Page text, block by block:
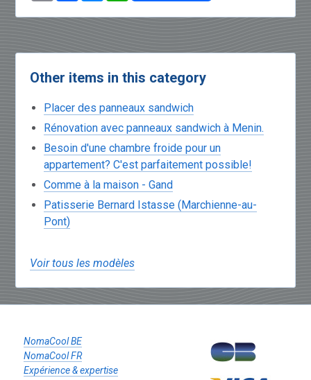
Other items in this category
Placer des panneaux sandwich
Rénovation avec panneaux sandwich à Menin.
Besoin d'une chambre froide pour un
appartement? C'est parfaitement possible!
Comme à la maison - Gand
Patisserie Bernard Istasse (Marchienne-au-
Pont)
Voir tous les modèles
NomaCool BE
NomaCool FR
Expérience & expertise